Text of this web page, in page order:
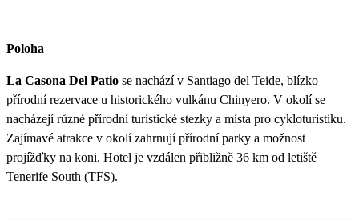
Poloha
La Casona Del Patio se nachází v Santiago del Teide, blízko
přírodní rezervace u historického vulkánu Chinyero. V okolí se
nacházejí různé přírodní turistické stezky a místa pro cykloturistiku.
Zajímavé atrakce v okolí zahrnují přírodní parky a možnost
projížďky na koni. Hotel je vzdálen přibližně 36 km od letiště
Tenerife South (TFS).